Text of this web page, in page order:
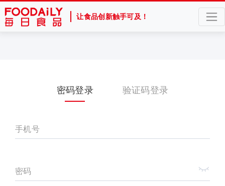
让食品创新触手可及！
密码登录 验证码登录
手机号
密码